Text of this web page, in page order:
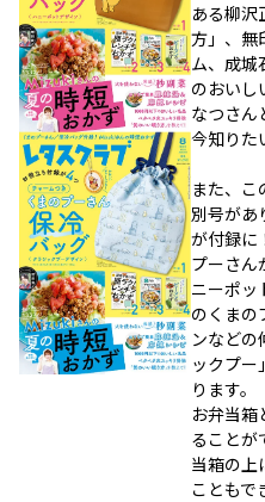
ある柳沢
方」、無
ム、成城
のおいし
なつさん
今知りた
また、こ
別号があ
が付録に
プーさん
ニーポッ
のくまの
ンなどの
ックプー
ります。
お弁当箱
ることが
当箱の上
こともで